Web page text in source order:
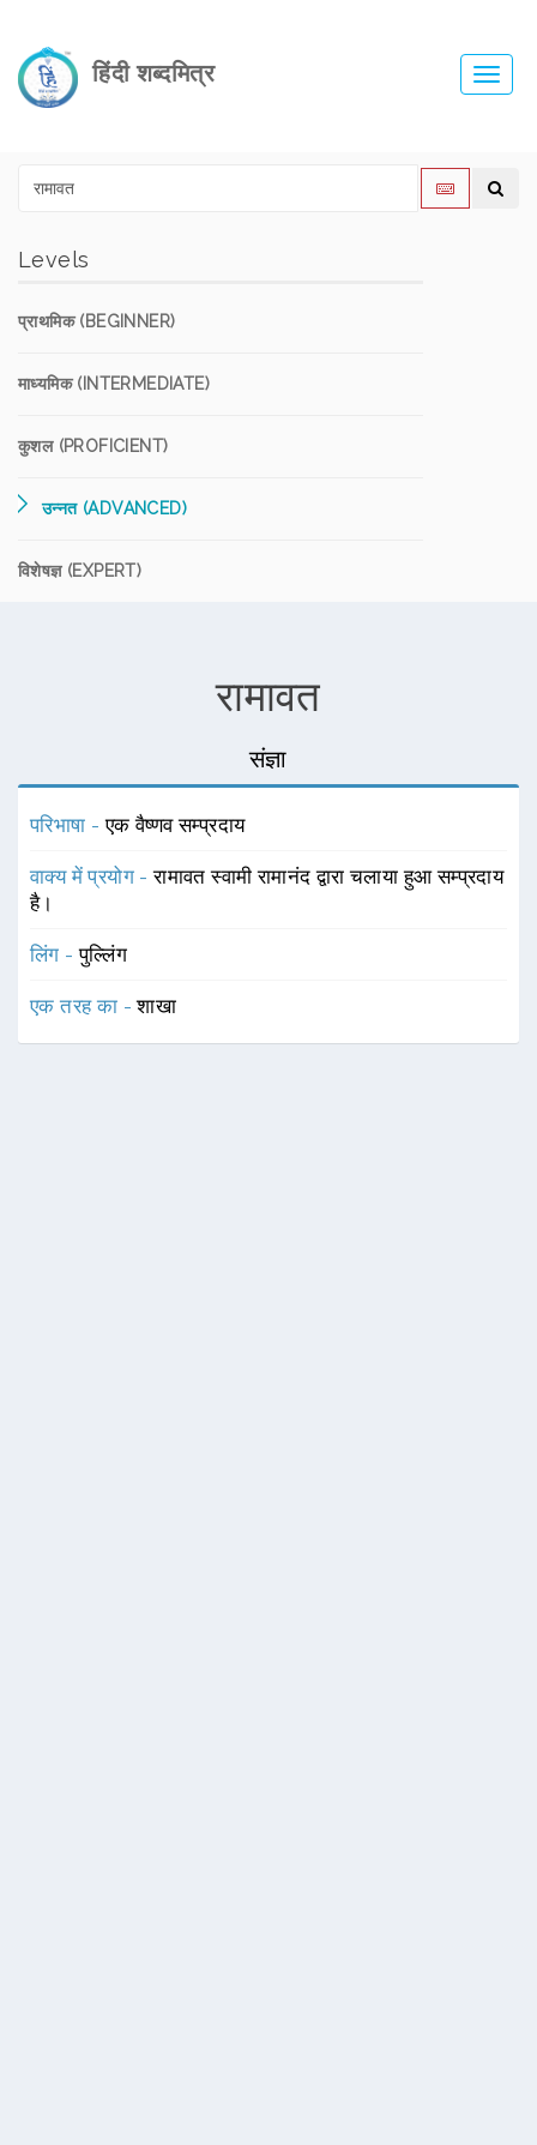
हिंदी शब्दमित्र
Levels
प्राथमिक (BEGINNER)
माध्यमिक (INTERMEDIATE)
कुशल (PROFICIENT)
उन्नत (ADVANCED)
विशेषज्ञ (EXPERT)
रामावत
संज्ञा
परिभाषा -एक वैष्णव सम्प्रदाय
वाक्य में प्रयोग -रामावत स्वामी रामानंद द्वारा चलाया हुआ सम्प्रदाय
है।
लिंग -पुल्लिंग
एक तरह का -शाखा